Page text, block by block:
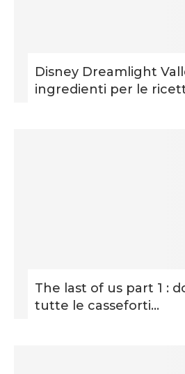
Disney Dreamlight
ingredienti per le
The last of us part 1 :
tutte le casseforti...